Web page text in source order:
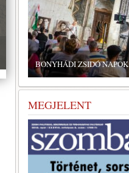
BONYHÁDI ZSIDÓ NAPOK
MEGJELENT